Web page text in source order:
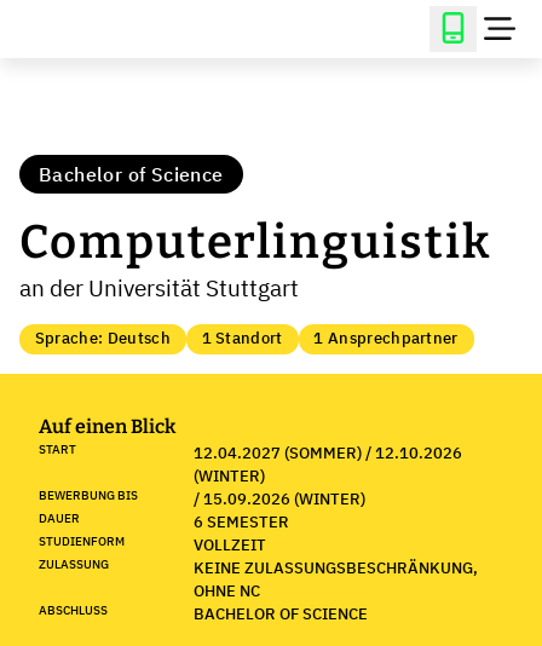
Bachelor of Science
Computerlinguistik
an der Universität Stuttgart
Sprache: Deutsch 1 Standort 1 Ansprechpartner
Auf einen Blick
START
12.04.2027 (SOMMER) / 12.10.2026
(WINTER)
BEWERBUNG BIS / 15.09.2026 (WINTER)
DAUER 6 SEMESTER
STUDIENFORM VOLLZEIT
ZULASSUNG
KEINE ZULASSUNGSBESCHRÄNKUNG,
OHNE NC
ABSCHLUSS BACHELOR OF SCIENCE